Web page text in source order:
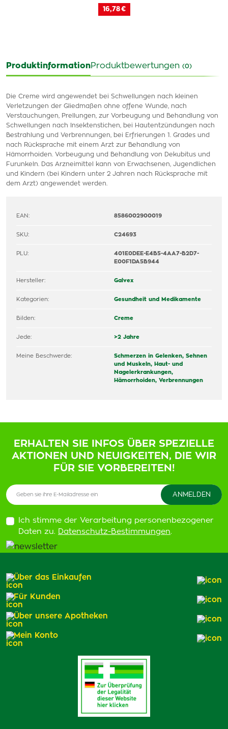
16,78 €
ProduktinformationProduktbewertungen (0)
Die Creme wird angewendet bei Schwellungen nach kleinen
Verletzungen der Gliedmaßen ohne offene Wunde, nach
Verstauchungen, Prellungen, zur Vorbeugung und Behandlung von
Schwellungen nach Insektenstichen, bei Hautentzündungen nach
Bestrahlung und Verbrennungen, bei Erfrierungen 1. Grades und
nach Rücksprache mit einem Arzt zur Behandlung von
Hämorrhoiden. Vorbeugung und Behandlung von Dekubitus und
Furunkeln. Das Arzneimittel kann von Erwachsenen, Jugendlichen
und Kindern (bei Kindern unter 2 Jahren nach Rücksprache mit
dem Arzt) angewendet werden.
EAN: 8586002900019
SKU: C24693
PLU:
401E0DEE-E4B5-4AA7-B2D7-
E00F1DA5B944
Hersteller: Galvex
Kategorien: Gesundheit und Medikamente
Bilden: Creme
Jede: >2 Jahre
Meine Beschwerde:
Schmerzen in Gelenken, Sehnen
und Muskeln, Haut- und
Nagelerkrankungen,
Hämorrhoiden, Verbrennungen
ERHALTEN SIE INFOS ÜBER SPEZIELLE
AKTIONEN UND NEUIGKEITEN, DIE WIR
FÜR SIE VORBEREITEN!
Ich stimme der Verarbeitung personenbezogener
Daten zu. Datenschutz-Bestimmungen.
Über das Einkaufen
Für Kunden
Über unsere Apotheken
Mein Konto